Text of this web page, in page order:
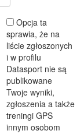
Opcja ta
sprawia, że na
liście zgłoszonych
i w profilu
Datasport nie są
publikowane
Twoje wyniki,
zgłoszenia a także
treningi GPS
innym osobom